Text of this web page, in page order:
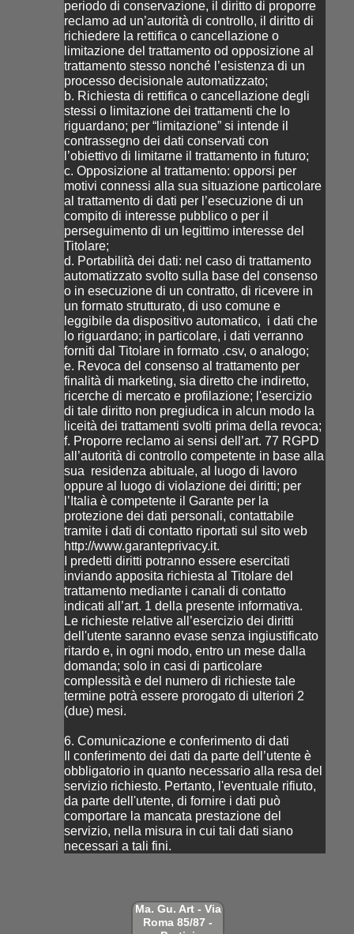
periodo di conservazione, il diritto di proporre
reclamo ad un’autorità di controllo, il diritto di
richiedere la rettifica o cancellazione o
limitazione del trattamento od opposizione al
trattamento stesso nonché l’esistenza di un
processo decisionale automatizzato;
b. Richiesta di rettifica o cancellazione degli
stessi o limitazione dei trattamenti che lo
riguardano; per “limitazione” si intende il
contrassegno dei dati conservati con
l’obiettivo di limitarne il trattamento in futuro;
c. Opposizione al trattamento: opporsi per
motivi connessi alla sua situazione particolare
al trattamento di dati per l’esecuzione di un
compito di interesse pubblico o per il
perseguimento di un legittimo interesse del
Titolare;
d. Portabilità dei dati: nel caso di trattamento
automatizzato svolto sulla base del consenso
o in esecuzione di un contratto, di ricevere in
un formato strutturato, di uso comune e
leggibile da dispositivo automatico, i dati che
lo riguardano; in particolare, i dati verranno
forniti dal Titolare in formato .csv, o analogo;
e. Revoca del consenso al trattamento per
finalità di marketing, sia diretto che indiretto,
ricerche di mercato e profilazione; l'esercizio
di tale diritto non pregiudica in alcun modo la
liceità dei trattamenti svolti prima della revoca;
f. Proporre reclamo ai sensi dell’art. 77 RGPD
all’autorità di controllo competente in base alla
sua residenza abituale, al luogo di lavoro
oppure al luogo di violazione dei diritti; per
l’Italia è competente il Garante per la
protezione dei dati personali, contattabile
tramite i dati di contatto riportati sul sito web
http://www.garanteprivacy.it.
I predetti diritti potranno essere esercitati
inviando apposita richiesta al Titolare del
trattamento mediante i canali di contatto
indicati all’art. 1 della presente informativa.
Le richieste relative all’esercizio dei diritti
dell'utente saranno evase senza ingiustificato
ritardo e, in ogni modo, entro un mese dalla
domanda; solo in casi di particolare
complessità e del numero di richieste tale
termine potrà essere prorogato di ulteriori 2
(due) mesi.
6. Comunicazione e conferimento di dati
Il conferimento dei dati da parte dell’utente è
obbligatorio in quanto necessario alla resa del
servizio richiesto. Pertanto, l'eventuale rifiuto,
da parte dell'utente, di fornire i dati può
comportare la mancata prestazione del
servizio, nella misura in cui tali dati siano
necessari a tali fini.
Ma. Gu. Art - Via
Roma 85/87 -